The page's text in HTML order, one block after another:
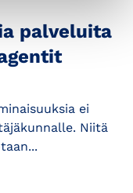
palveluita
ei
Niitä